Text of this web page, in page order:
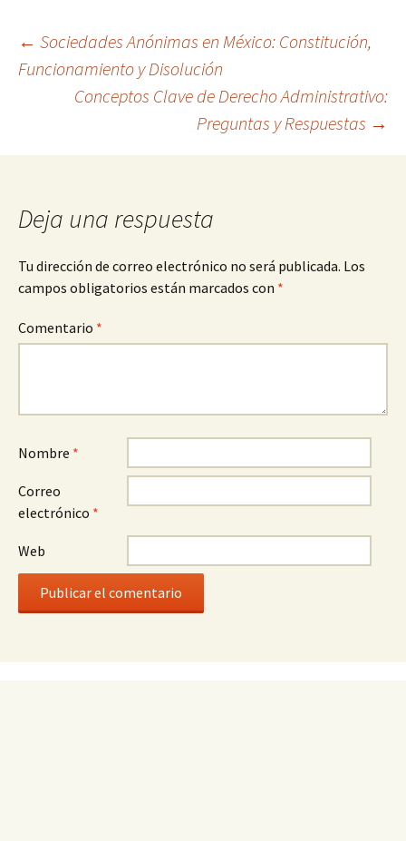
Navegación
entradas
← Sociedades Anónimas en México: Constitución,
Funcionamiento y Disolución
Conceptos Clave de Derecho Administrativo:
Preguntas y Respuestas →
Deja una respuesta
Tu dirección de correo electrónico no será publicada. Los
campos obligatorios están marcados con *
Comentario *
Nombre *
Correo
electrónico *
Web